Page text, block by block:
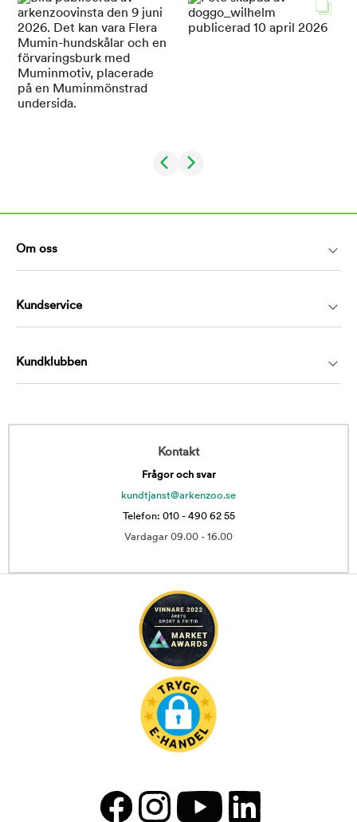
Om oss
Kundservice
Kundklubben
Kontakt
Frågor och svar
kundtjanst@arkenzoo.se
Telefon: 010 - 490 62 55
Vardagar 09.00 - 16.00